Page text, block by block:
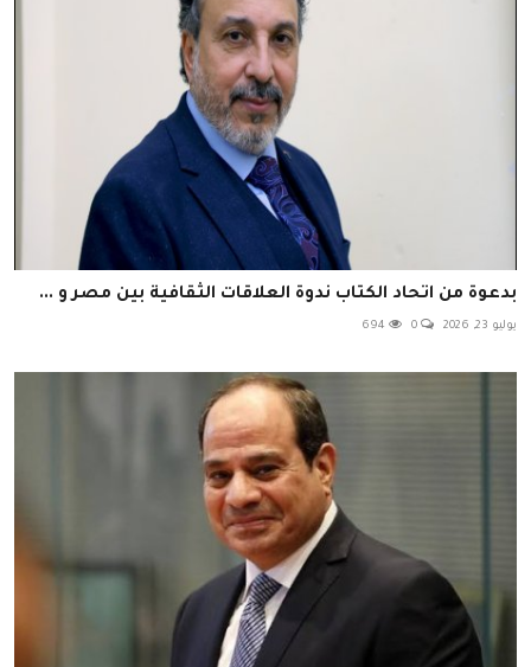
بدعوة من اتحاد الكتاب ندوة العلاقات الثقافية بين مصر و ...
يوليو 23, 2026